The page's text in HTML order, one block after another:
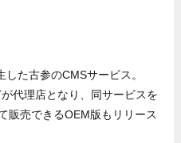
した古参のCMSサービス。
代理店となり、同サービスを
販売できるOEM版もリリース